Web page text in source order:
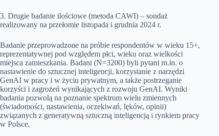
3. Drugie badanie ilościowe (metoda CAWI) – sondaż
realizowany na przełomie listopada i grudnia 2024 r.
Badanie przeprowadzone na próbie respondentów w wieku 15+,
reprezentatywnej pod względem płci, wieku oraz wielkości
miejsca zamieszkania. Badani (N=3200) byli pytani m.in. o
nastawienie do sztucznej inteligencji, korzystanie z narzędzi
GenAI w pracy i w życiu prywatnym, a także postrzeganie
korzyści i zagrożeń wynikających z rozwoju GenAI. Wyniki
badania pozwolą na poznanie spektrum wielu zmiennych
(świadomości, nastawienia, oczekiwań, lęków, opinii)
związanych z generatywną sztuczną inteligencją i rynkiem pracy
w Polsce.